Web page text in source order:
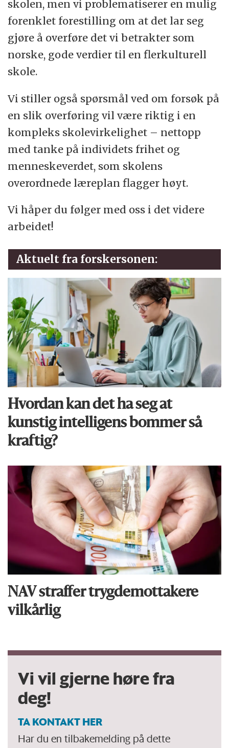
skolen, men vi problematiserer en mulig
forenklet forestilling om at det lar seg
gjøre å overføre det vi betrakter som
norske, gode verdier til en flerkulturell
skole.
Vi stiller også spørsmål ved om forsøk på
en slik overføring vil være riktig i en
kompleks skolevirkelighet – nettopp
med tanke på individets frihet og
menneskeverdet, som skolens
overordnede læreplan flagger høyt.
Vi håper du følger med oss i det videre
arbeidet!
Aktuelt fra forskersonen:
Hvordan kan det ha seg at
kunstig intelligens bommer så
kraftig?
NAV straffer trygde­­mottakere
vilkårlig
Vi vil gjerne høre fra
deg!
TA KONTAKT HER
Har du en tilbakemelding på dette